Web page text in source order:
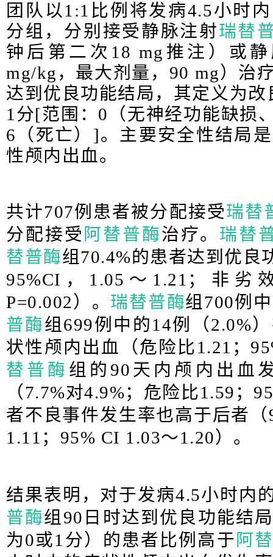
团队以1:1比例将发病4.5小时
分组，分别接受静脉注射瑞替
钟后第二次18 mg推注）或
mg/kg，最大剂量，90 mg）治
达到优良功能结局，其定义为
1分[范围：0（无神经功能缺损
6（死亡）]。主要安全性结局
性颅内出血。
共计707例患者被分配接受瑞替
分配接受 阿替普酶治疗。 瑞替
替普酶组70.4%的患者达到优良
95%CI，1.05～1.21；非劣
P=0.002）。 瑞替普酶组700例
普酶组699例中的14例（2.0%
状性颅内出血（危险比1.21；
替普酶 组的90天内颅内出血
（7.7%对4.9%；危险比1.59；
者不良事件发生率也高于后者
1.11；95% CI 1.03～1.20）。
结果表明，对于发病4.5小时内
普酶组90日时达到优良功能结
为0或1分）的患者比例高于 阿